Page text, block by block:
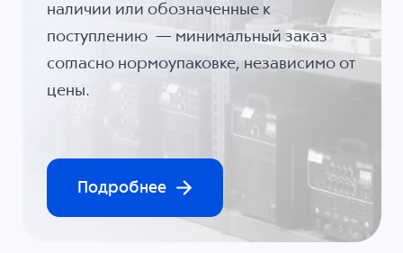
наличии или обозначенные к
поступлению — минимальный заказ
согласно нормоупаковке, независимо от
цены.
Подробнее